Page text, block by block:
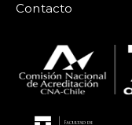
Contacto